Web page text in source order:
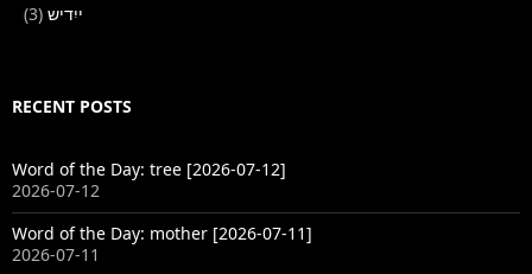
ייִדיש (3)
RECENT POSTS
Word of the Day: tree [2026-07-12]
2026-07-12
Word of the Day: mother [2026-07-11]
2026-07-11